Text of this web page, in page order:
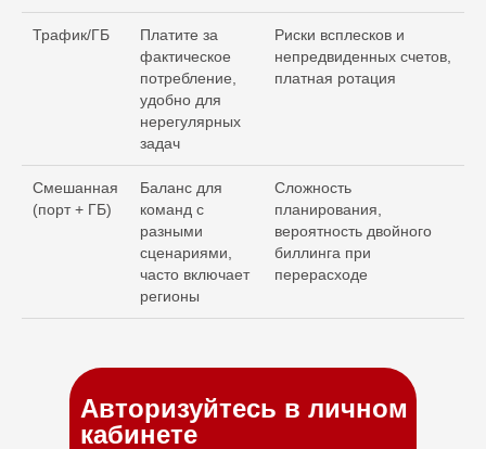
Трафик/ГБ
Платите за
фактическое
потребление,
удобно для
нерегулярных
задач
Риски всплесков и
непредвиденных счетов,
платная ротация
Смешанная
(порт + ГБ)
Баланс для
команд с
разными
сценариями,
часто включает
регионы
Сложность
планирования,
вероятность двойного
биллинга при
перерасходе
Авторизуйтесь в личном
кабинете